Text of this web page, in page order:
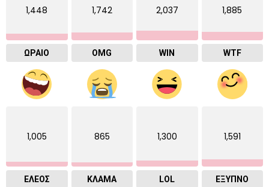
1,448
ΩΡΑΙΟ
1,742
OMG
2,037
WIN
1,885
WTF
1,005
ΕΛΕΟΣ
865
ΚΛΑΜΑ
1,300
LOL
1,591
ΈΞΥΠΝΟ